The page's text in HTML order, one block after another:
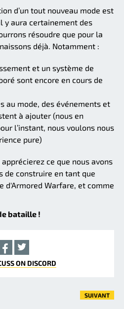
d’un tout nouveau mode est
y aura certainement des
résoudre que pour la
déjà. Notamment :
et un système de
sont encore en cours de
au mode, des événements et
à ajouter (nous en
l’instant, nous voulons nous
pure)
ce que nous avons
de construire en tant que
d'Armored Warfare, et comme
bataille !
ON DISCORD
SUIVANT